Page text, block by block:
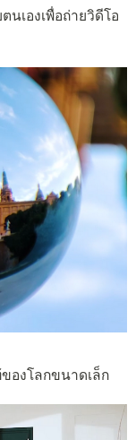
นเองเพื่อถ่ายวิดีโอ
องโลกขนาดเล็ก